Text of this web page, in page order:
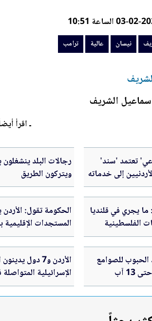
نيسان عالية ترامب
الشريف
ـ اقرأ
تعتمد 'سند'
إلى خدماته
رجالات البلد
ويتركون الطريق
يجري في قلنديا
الفلسطينية
الحكومة تقول:
المستجدات
ومتوازن
الحبوب للصوامع
آب
الأردن و7 دول
الإسرائيلية